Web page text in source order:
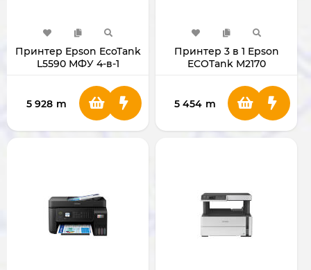
Принтер Epson EcoTank
L5590 МФУ 4-в-1
5 928 m
Принтер 3 в 1 Epson
ECOTank M2170
5 454 m